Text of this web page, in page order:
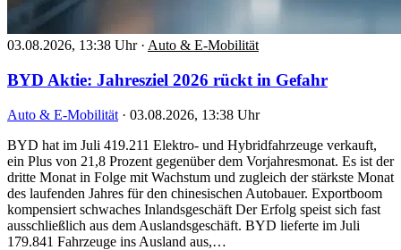
03.08.2026, 13:38 Uhr · Auto & E-Mobilität
BYD Aktie: Jahresziel 2026 rückt in Gefahr
Auto & E-Mobilität · 03.08.2026, 13:38 Uhr
BYD hat im Juli 419.211 Elektro- und Hybridfahrzeuge verkauft,
ein Plus von 21,8 Prozent gegenüber dem Vorjahresmonat. Es ist der
dritte Monat in Folge mit Wachstum und zugleich der stärkste Monat
des laufenden Jahres für den chinesischen Autobauer. Exportboom
kompensiert schwaches Inlandsgeschäft Der Erfolg speist sich fast
ausschließlich aus dem Auslandsgeschäft. BYD lieferte im Juli
179.841 Fahrzeuge ins Ausland aus,…